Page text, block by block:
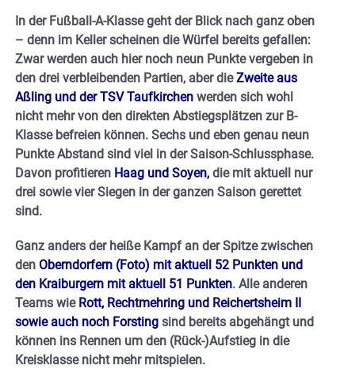
In der Fußball-A-Klasse geht der Blick nach ganz oben
– denn im Keller scheinen die Würfel bereits gefallen:
Zwar werden auch hier noch neun Punkte vergeben in
den drei verbleibenden Partien, aber dieZweite aus
Aßling und der TSV Taufkirchen werden sich wohl
nicht mehr von den direkten Abstiegsplätzen zur B-
Klasse befreien können. Sechs und eben genau neun
Punkte Abstand sind viel in der Saison-Schlussphase.
Davon profitieren Haag und Soyen, die mit aktuell nur
drei sowie vier Siegen in der ganzen Saison gerettet
sind.
Ganz anders der heiße Kampf an der Spitze zwischen
den Oberndorfern (Foto) mit aktuell 52 Punkten und
den Kraiburgern mit aktuell 51 Punkten. Alle anderen
Teams wie Rott, Rechtmehring und Reichertsheim II
sowie auch noch Forsting sind bereits abgehängt und
können ins Rennen um den (Rück-)Aufstieg in die
Kreisklasse nicht mehr mitspielen.